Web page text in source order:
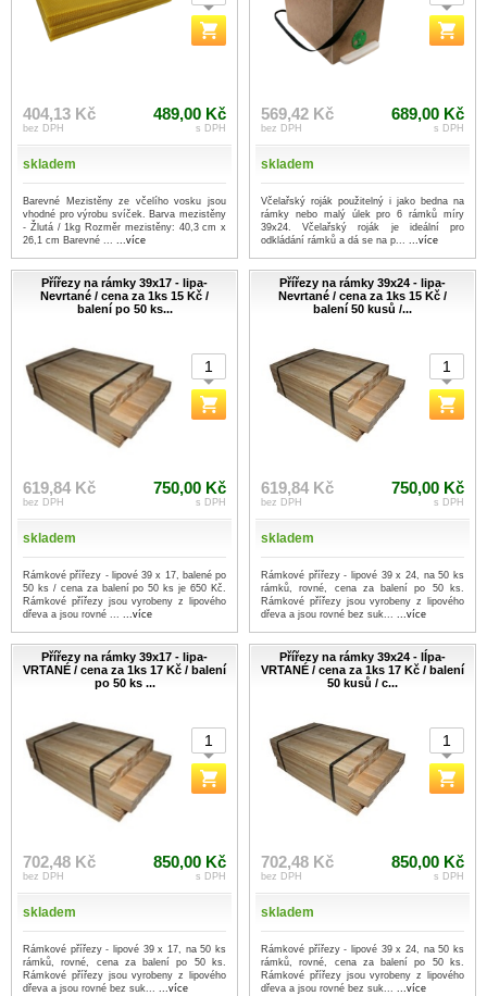
404,13 Kč
bez DPH
489,00 Kč
s DPH
skladem
Barevné Mezistěny ze včelího vosku jsou
vhodné pro výrobu svíček. Barva mezistěny
- Žlutá / 1kg Rozměr mezistěny: 40,3 cm x
26,1 cm Barevné ... ...více
569,42 Kč
bez DPH
689,00 Kč
s DPH
skladem
Včelařský roják použitelný i jako bedna na
rámky nebo malý úlek pro 6 rámků míry
39x24. Včelařský roják je ideální pro
odkládání rámků a dá se na p... ...více
Přířezy na rámky 39x17 - lipa-
Nevrtané / cena za 1ks 15 Kč /
balení po 50 ks...
619,84 Kč
bez DPH
750,00 Kč
s DPH
skladem
Rámkové přířezy - lipové 39 x 17, balené po
50 ks / cena za balení po 50 ks je 650 Kč.
Rámkové přířezy jsou vyrobeny z lipového
dřeva a jsou rovné ... ...více
Přířezy na rámky 39x24 - lipa-
Nevrtané / cena za 1ks 15 Kč /
balení 50 kusů /...
619,84 Kč
bez DPH
750,00 Kč
s DPH
skladem
Rámkové přířezy - lipové 39 x 24, na 50 ks
rámků, rovné, cena za balení po 50 ks.
Rámkové přířezy jsou vyrobeny z lipového
dřeva a jsou rovné bez suk... ...více
Přířezy na rámky 39x17 - lipa-
VRTANÉ / cena za 1ks 17 Kč / balení
po 50 ks ...
702,48 Kč
bez DPH
850,00 Kč
s DPH
skladem
Rámkové přířezy - lipové 39 x 17, na 50 ks
rámků, rovné, cena za balení po 50 ks.
Rámkové přířezy jsou vyrobeny z lipového
dřeva a jsou rovné bez suk... ...více
Přířezy na rámky 39x24 - lÍpa-
VRTANÉ / cena za 1ks 17 Kč / balení
50 kusů / c...
702,48 Kč
bez DPH
850,00 Kč
s DPH
skladem
Rámkové přířezy - lipové 39 x 24, na 50 ks
rámků, rovné, cena za balení po 50 ks.
Rámkové přířezy jsou vyrobeny z lipového
dřeva a jsou rovné bez suk... ...více